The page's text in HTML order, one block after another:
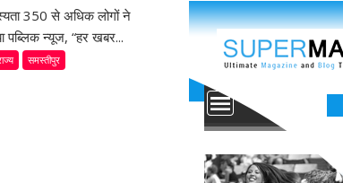
350 से अधिक लोगों ने
पब्लिक न्यूज, “हर खबर...
समस्तीपुर